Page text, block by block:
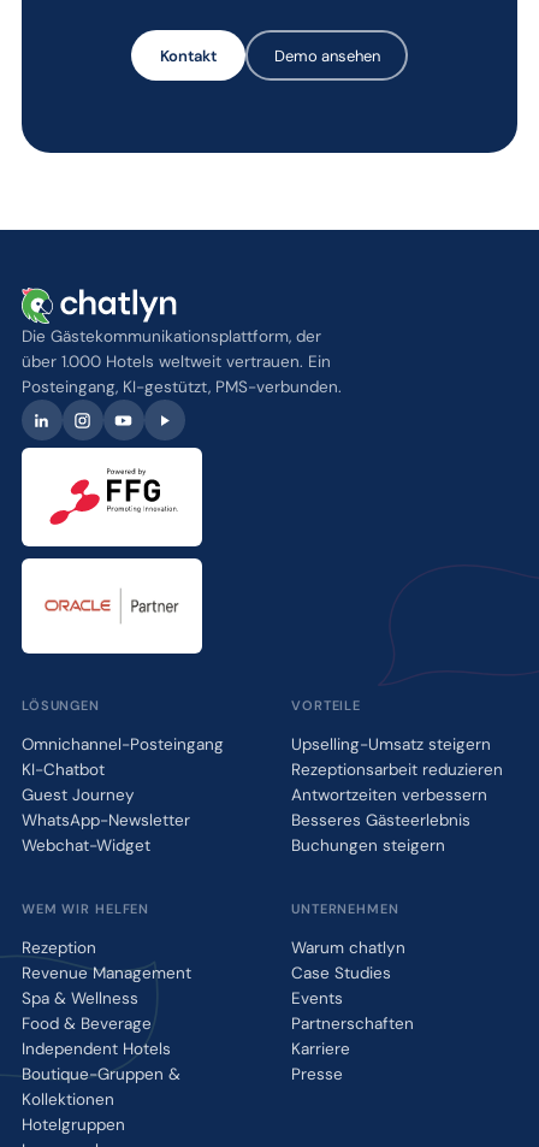
Kontakt Demo ansehen
Die Gästekommunikationsplattform, der
über 1.000 Hotels weltweit vertrauen. Ein
Posteingang, KI-gestützt, PMS-verbunden.
LÖSUNGEN
Omnichannel-Posteingang
KI-Chatbot
Guest Journey
WhatsApp-Newsletter
Webchat-Widget
VORTEILE
Upselling-Umsatz steigern
Rezeptionsarbeit reduzieren
Antwortzeiten verbessern
Besseres Gästeerlebnis
Buchungen steigern
WEM WIR HELFEN
Rezeption
Revenue Management
Spa & Wellness
Food & Beverage
Independent Hotels
Boutique-Gruppen &
Kollektionen
Hotelgruppen
UNTERNEHMEN
Warum chatlyn
Case Studies
Events
Partnerschaften
Karriere
Presse